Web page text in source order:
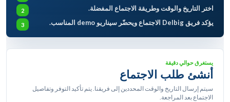
يستغرق حوالي دقيقة
أنشئ طلب الاجتماع
سيتم إرسال التاريخ والوقت المحددين إلى فريقنا. يتم تأكيد التوفر وتفاصيل
الاجتماع بعد المراجعة.
اختر التاريخ والوقت وطريقة الاجتماع المفضلة.
يؤكد فريق Delbig الاجتماع ويحضّر سيناريو demo المناسب.